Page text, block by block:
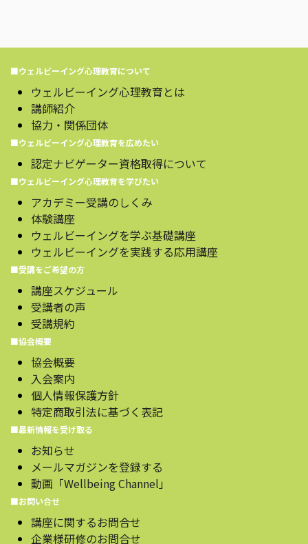
■ウェルビーイング心理教育について
ウェルビーイング心理教育とは
講師紹介
協力・関係団体
■ウェルビーイング心理教育を広めたい
認定ナビゲーター資格取得について
■ウェルビーイング心理教育を学びたい
アカデミー受講のしくみ
体験講座
ウェルビーイングを学ぶ基礎講座
ウェルビーイングを実践する応用講座
■受講をご希望の方
講座スケジュール
受講者の声
受講規約
■協会概要
協会概要
入会案内
個人情報保護方針
特定商取引法に基づく表記
■最新情報を受け取る
お知らせ
メールマガジンを登録する
動画「Wellbeing Channel」
■お問い合せ
講座に関するお問合せ
企業様研修のお問合せ